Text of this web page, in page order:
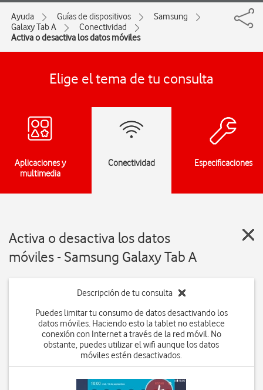
Ayuda Guías de dispositivos
Samsung
Galaxy Tab A
Conectividad
Activa o desactiva los datos móviles
Elige el tema de tu consulta
Aplicaciones y
multimedia
Conectividad Especificaciones
Activa o desactiva los datos
móviles - Samsung Galaxy Tab A
Descripción de tu consulta
Puedes limitar tu consumo de datos desactivando los
datos móviles. Haciendo esto la tablet no establece
conexión con Internet a través de la red móvil. No
obstante, puedes utilizar el wifi aunque los datos
móviles estén desactivados.